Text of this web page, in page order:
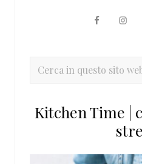
primaria
Cerca
sito
Kitchen Time |